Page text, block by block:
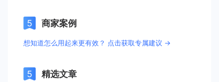
商家案例
想知道怎么用起来更有效？ 点击获取专属建议 →
精选文章